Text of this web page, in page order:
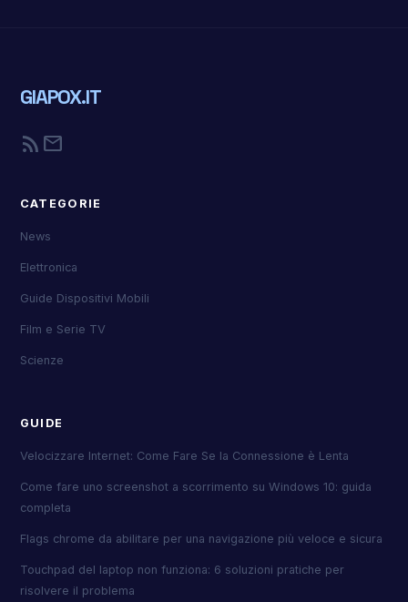
GIAPOX.IT
rss_feed mail
CATEGORIE
News
Elettronica
Guide Dispositivi Mobili
Film e Serie TV
Scienze
GUIDE
Velocizzare Internet: Come Fare Se la Connessione è Lenta
Come fare uno screenshot a scorrimento su Windows 10: guida
completa
Flags chrome da abilitare per una navigazione più veloce e sicura
Touchpad del laptop non funziona: 6 soluzioni pratiche per
risolvere il problema